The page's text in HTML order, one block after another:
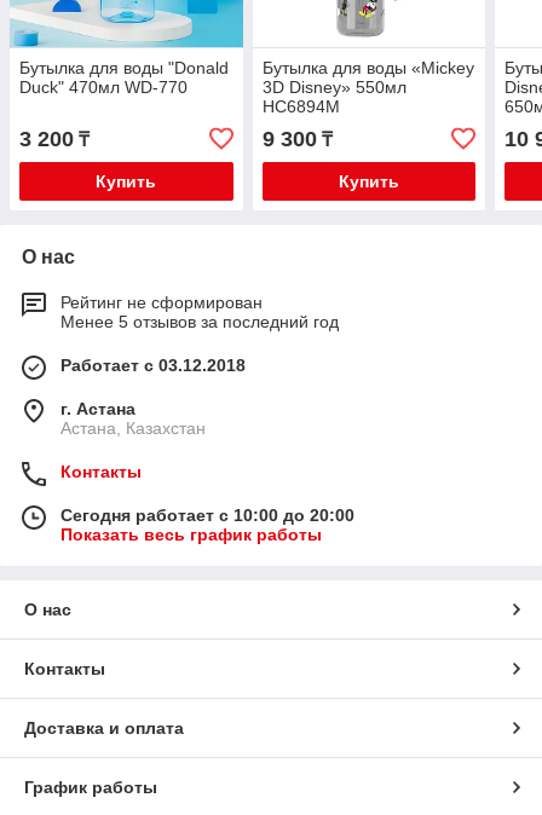
Бутылка для воды "Donald
Duck" 470мл WD-770
3 200 ₸
Купить
Бутылка для воды «Mickey
3D Disney» 550мл
HC6894M
9 300₸
Купить
10
О нас
Рейтинг не сформирован
Менее 5 отзывов за последний год
Работает с 03.12.2018
г. Астана
Астана, Казахстан
Контакты
Сегодня работает с 10:00 до 20:00
Показать весь график работы
О нас
Контакты
Доставка и оплата
График работы